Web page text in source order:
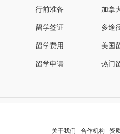
行前准备
留学签证
留学费用
留学申请
加拿
多途
美国
热门
关于我们 | 合作机构 | 资